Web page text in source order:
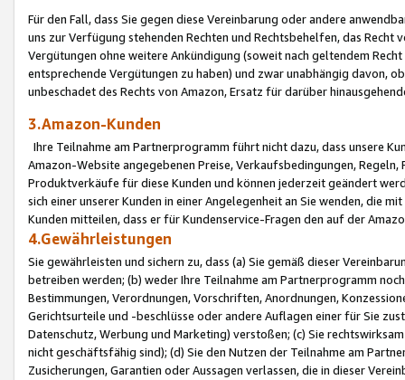
Für den Fall, dass Sie gegen diese Vereinbarung oder andere
uns zur Verfügung stehenden Rechten und Rechtsbehelfen, das
Vergütungen ohne weitere Ankündigung (soweit nach geltendem
entsprechende Vergütungen zu haben) und zwar unabhängig davon,
unbeschadet des Rechts von Amazon, Ersatz für darüber
3.Amazon-Kunden
Ihre Teilnahme am Partnerprogramm führt nicht dazu, dass unsere
Amazon-Website angegebenen Preise, Verkaufsbedingungen,
Produktverkäufe für diese Kunden und können jederzeit geändert
sich einer unserer Kunden in einer Angelegenheit an Sie wenden, die
Kunden mitteilen, dass er für Kundenservice-Fragen den auf der
4.Gewährleistungen
Sie gewährleisten und sichern zu, dass (a) Sie gemäß dieser
betreiben werden; (b) weder Ihre Teilnahme am Partnerprogramm
Bestimmungen, Verordnungen, Vorschriften, Anordnungen,
Gerichtsurteile und -beschlüsse oder andere Auflagen einer für Sie
Datenschutz, Werbung und Marketing) verstoßen; (c) Sie
nicht geschäftsfähig sind); (d) Sie den Nutzen der Teilnahme am
Zusicherungen, Garantien oder Aussagen verlassen, die in dieser